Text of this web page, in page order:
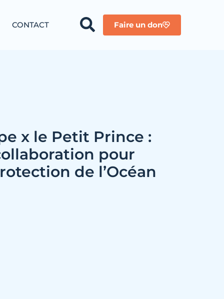
CONTACT Faire un don
x le Petit Prince :
pour
de l’Océan